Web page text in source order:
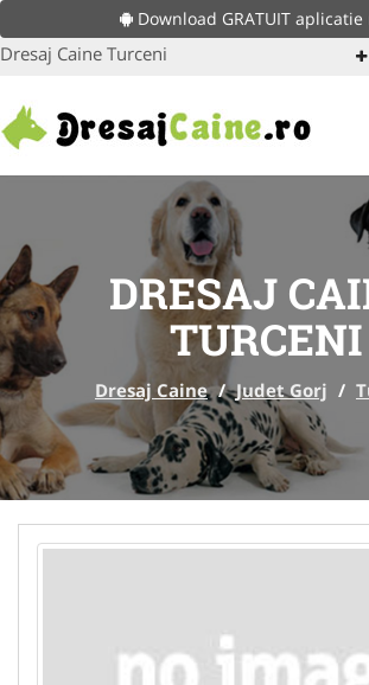
Download GRATUIT aplicatie
Dresaj Caine Turceni
DRESAJ
TURCENI
Dresaj Caine / Judet Gorj /